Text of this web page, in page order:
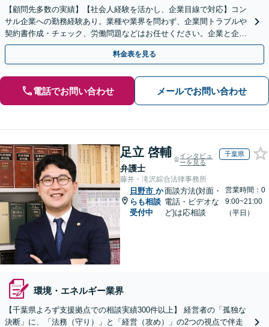
【顧問先多数の実績】【社会人経験を活かし、企業目線で対応】コン
サル企業への勤務経験あり。業種や業界を問わず、企業間トラブルや
契約書作成・チェック、労働問題などはお任せください。企業と企業
の連携をつなぐ「橋渡し役」として、企業の発展をサポート
料金表を見る
電話でお問い合わせ メールでお問い合わせ
足立 啓輔
弁護士
インタビュ
ーを見る
千葉県
藤井・滝沢綜合法律事務所
日野市 か
らも相談
受付中
面談方法(対面・
電話・ビデオな
ど)は応相談
営業時間：0
9:00~21:00
（平日）
環境・エネルギー業界
【千葉県よろず支援拠点での相談実績300件以上】 経営者の「孤独な
決断」に、「法務（守り）」と「経営（攻め）」の2つの視点で伴走